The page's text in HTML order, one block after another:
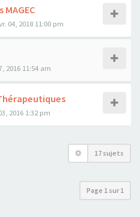
04, 2018 11:00 pm
2016 11:54 am
2016 1:32 pm
17 sujets
Page 1 sur1